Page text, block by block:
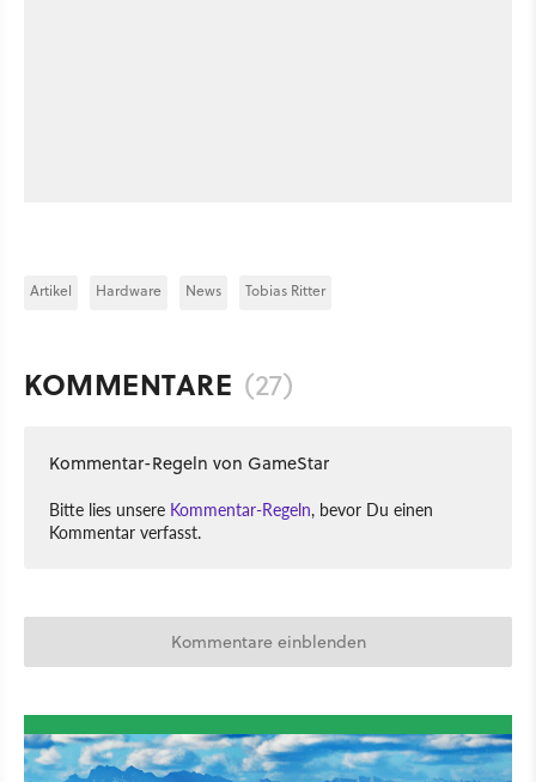
Artikel Hardware News Tobias Ritter
KOMMENTARE (27)
Kommentar-Regeln von GameStar
Bitte lies unsere Kommentar-Regeln, bevor Du einen
Kommentar verfasst.
Kommentare einblenden